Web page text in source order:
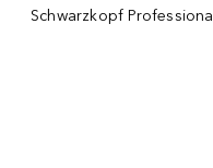
Schwarzkopf Professional